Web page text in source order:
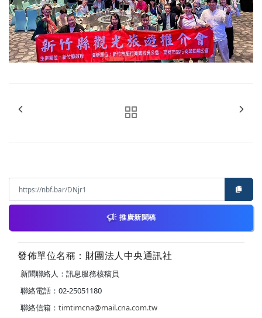
推廣新聞稿
發佈單位名稱：財團法人中央通訊社
新聞聯絡人：訊息服務核稿員
聯絡電話：02-25051180
聯絡信箱： timtimcna@mail.cna.com.tw